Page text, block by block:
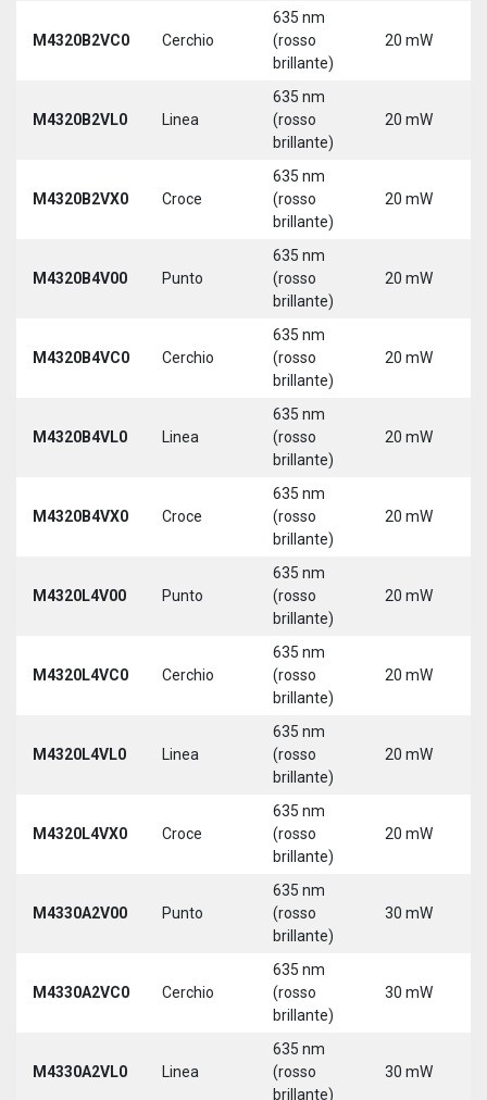
M4320B2VC0 Cerchio
635 nm
(rosso
brillante)
20 mW
M4320B2VL0 Linea
635 nm
(rosso
brillante)
20 mW
M4320B2VX0 Croce
635 nm
(rosso
brillante)
20 mW
M4320B4V00 Punto
635 nm
(rosso
brillante)
20 mW
M4320B4VC0 Cerchio
635 nm
(rosso
brillante)
20 mW
M4320B4VL0 Linea
635 nm
(rosso
brillante)
20 mW
M4320B4VX0 Croce
635 nm
(rosso
brillante)
20 mW
M4320L4V00 Punto
635 nm
(rosso
brillante)
20 mW
M4320L4VC0 Cerchio
635 nm
(rosso
brillante)
20 mW
M4320L4VL0 Linea
635 nm
(rosso
brillante)
20 mW
M4320L4VX0 Croce
635 nm
(rosso
brillante)
20 mW
M4330A2V00 Punto
635 nm
(rosso
brillante)
30 mW
M4330A2VC0 Cerchio
635 nm
(rosso
brillante)
30 mW
M4330A2VL0 Linea
635 nm
(rosso
brillante)
30 mW